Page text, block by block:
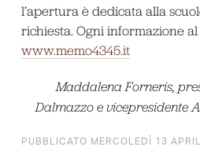
l’apertura è dedicata alla
richiesta. Ogni informazione al
www.memo4345.it
Maddalena Forneris,
Dalmazzo e vicepresidente
PUBBLICATO MERCOLEDÌ 13